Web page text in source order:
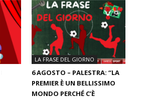
LA FRASE DEL GIORNO
6 AGOSTO – PALESTRA: “LA
PREMIER È UN BELLISSIMO
MONDO PERCHÉ C’È